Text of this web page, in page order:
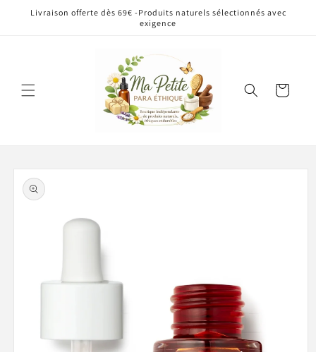
passer
Livraison offerte dès 69€ -Produits naturels sélectionnés avec
exigence
Panier
Passer aux
informations
produits